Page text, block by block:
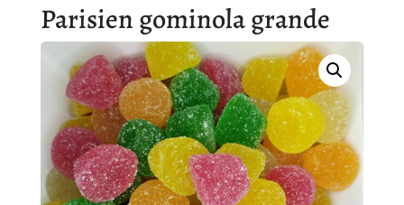
Parisien gominola grande